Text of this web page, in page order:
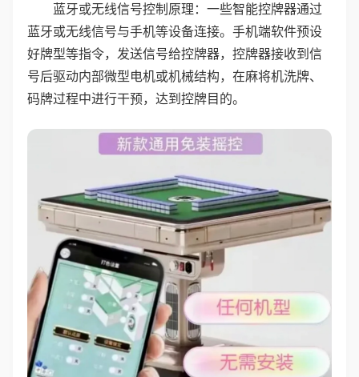
蓝牙或无线信号控制原理：一些智能控牌器通过
蓝牙或无线信号与手机等设备连接。手机端软件预设
好牌型等指令，发送信号给控牌器，控牌器接收到信
号后驱动内部微型电机或机械结构，在麻将机洗牌、
码牌过程中进行干预，达到控牌目的。